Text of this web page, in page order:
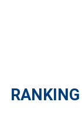
RANKING